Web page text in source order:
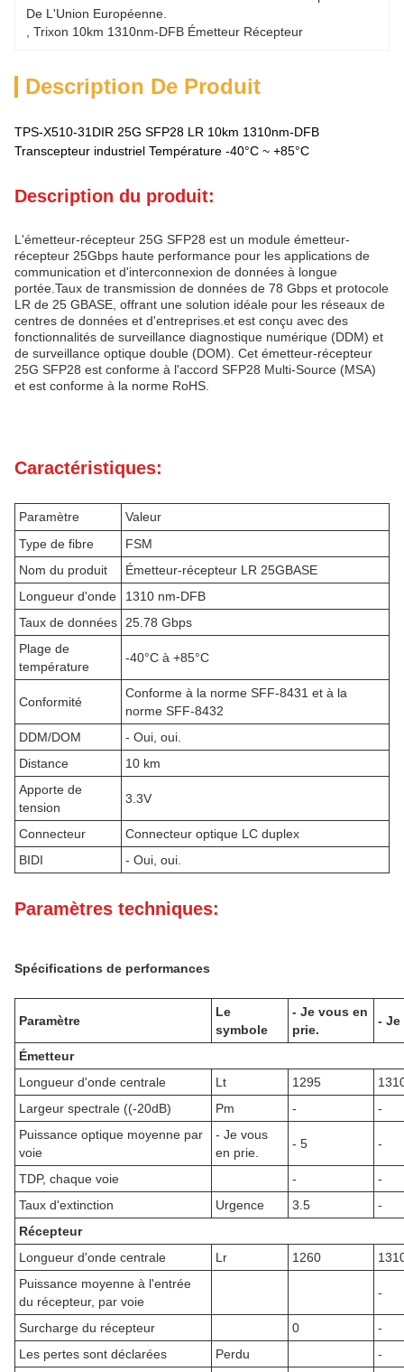
De L'Union Européenne.
Trixon 10km 1310nm-DFB Émetteur Récepteur
Description De Produit
TPS-X510-31DIR 25G SFP28 LR 10km 1310nm-DFB
Transcepteur industriel Température -40°C ~ +85°C
Description du produit:
L'émetteur-récepteur 25G SFP28 est un module émetteur-
récepteur 25Gbps haute performance pour les applications de
communication et d'interconnexion de données à longue
portée.Taux de transmission de données de 78 Gbps et protocole
LR de 25 GBASE, offrant une solution idéale pour les réseaux de
centres de données et d'entreprises.et est conçu avec des
fonctionnalités de surveillance diagnostique numérique (DDM) et
de surveillance optique double (DOM). Cet émetteur-récepteur
25G SFP28 est conforme à l'accord SFP28 Multi-Source (MSA)
et est conforme à la norme RoHS.
Caractéristiques:
Paramètre
Valeur
Type de fibre
FSM
Nom du produit
Émetteur-récepteur LR 25GBASE
Longueur d'onde
1310 nm-DFB
Taux de données
25.78 Gbps
Plage de
température
-40°C à +85°C
Conformité
Conforme à la norme SFF-8431 et à la
norme SFF-8432
DDM/DOM
- Oui, oui.
Distance
10 km
Apporte de
tension
3.3V
Connecteur
Connecteur optique LC duplex
BIDI
- Oui, oui.
Paramètres techniques:
Spécifications de performances
Paramètre
Le
symbole
- Je vous en
prie.
- Je
Émetteur
Longueur d'onde centrale
Lt 1295
Largeur spectrale ((-20dB)
Pm -
-
Puissance optique moyenne par
voie
- Je vous
en prie.
- 5 -
TDP, chaque voie -
-
Taux d'extinction
Urgence 3.5
-
Récepteur
Longueur d'onde centrale
Lr 1260
Puissance moyenne à l'entrée
du récepteur, par voie
-
Surcharge du récepteur 0
-
Les pertes sont déclarées
Perdu -